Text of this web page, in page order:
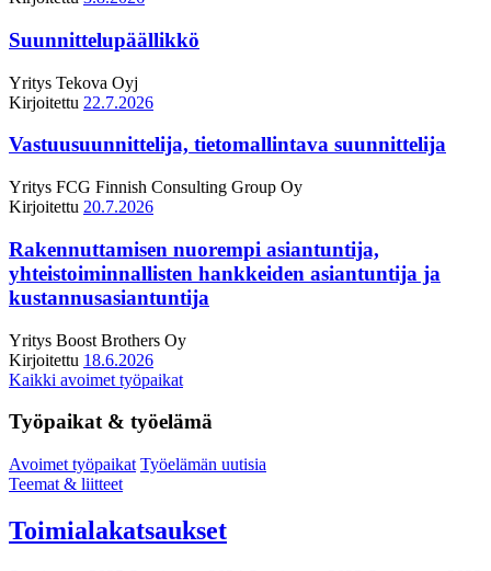
Suunnittelupäällikkö
Yritys Tekova Oyj
Kirjoitettu 22.7.2026
Vastuusuunnittelija, tietomallintava suunnittelija
Yritys FCG Finnish Consulting Group Oy
Kirjoitettu 20.7.2026
Rakennuttamisen nuorempi asiantuntija,
yhteistoiminnallisten hankkeiden asiantuntija ja
kustannusasiantuntija
Yritys Boost Brothers Oy
Kirjoitettu 18.6.2026
Kaikki avoimet työpaikat
Työpaikat & työelämä
Avoimet työpaikat Työelämän uutisia
Teemat & liitteet
Toimialakatsaukset